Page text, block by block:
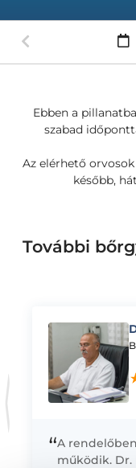
Ebben a
szabad
Az elérhető
később,
További
“A rendelőben
működik. Dr.